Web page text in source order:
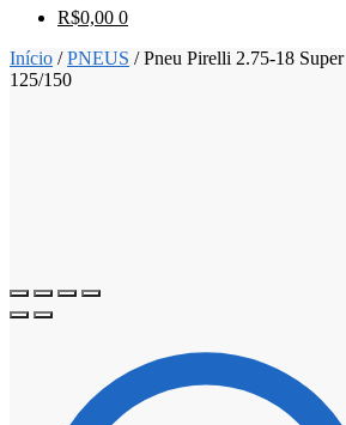
R$0,00 0
Início /PNEUS /Pneu Pirelli 2.75-18
125/150